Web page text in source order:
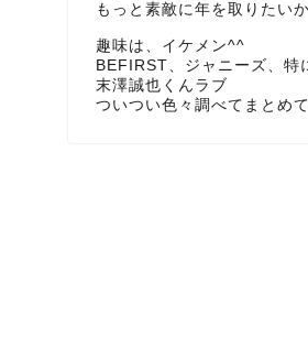
もっと素敵に年を取りたい
趣味は、イケメン^^
BEFIRST、ジャニーズ、特
末澤誠也くんラブ
ついつい色々調べてまとめ